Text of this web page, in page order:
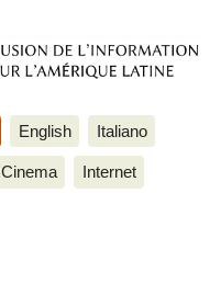
English Italiano
Cinema Internet